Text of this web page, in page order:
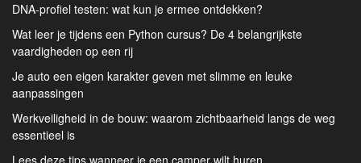
DNA-profiel testen: wat kun je ermee ontdekken?
Wat leer je tijdens een Python cursus? De 4 belangrijkste
vaardigheden op een rij
Je auto een eigen karakter geven met slimme en leuke
aanpassingen
Werkveiligheid in de bouw: waarom zichtbaarheid langs de weg
essentieel is
Lees deze tips wanneer je een camper wilt huren